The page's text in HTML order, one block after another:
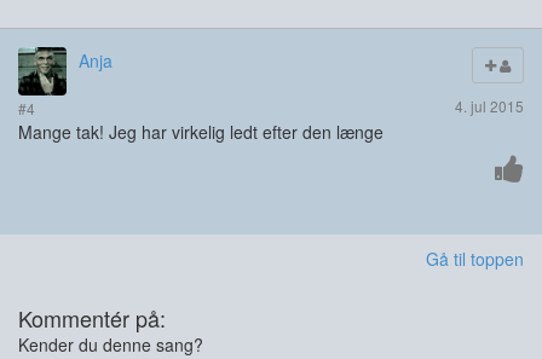
Anja
#4 4. jul 2015
Mange tak! Jeg har virkelig ledt efter den længe
Gå til toppen
Kommentér på:
Kender du denne sang?